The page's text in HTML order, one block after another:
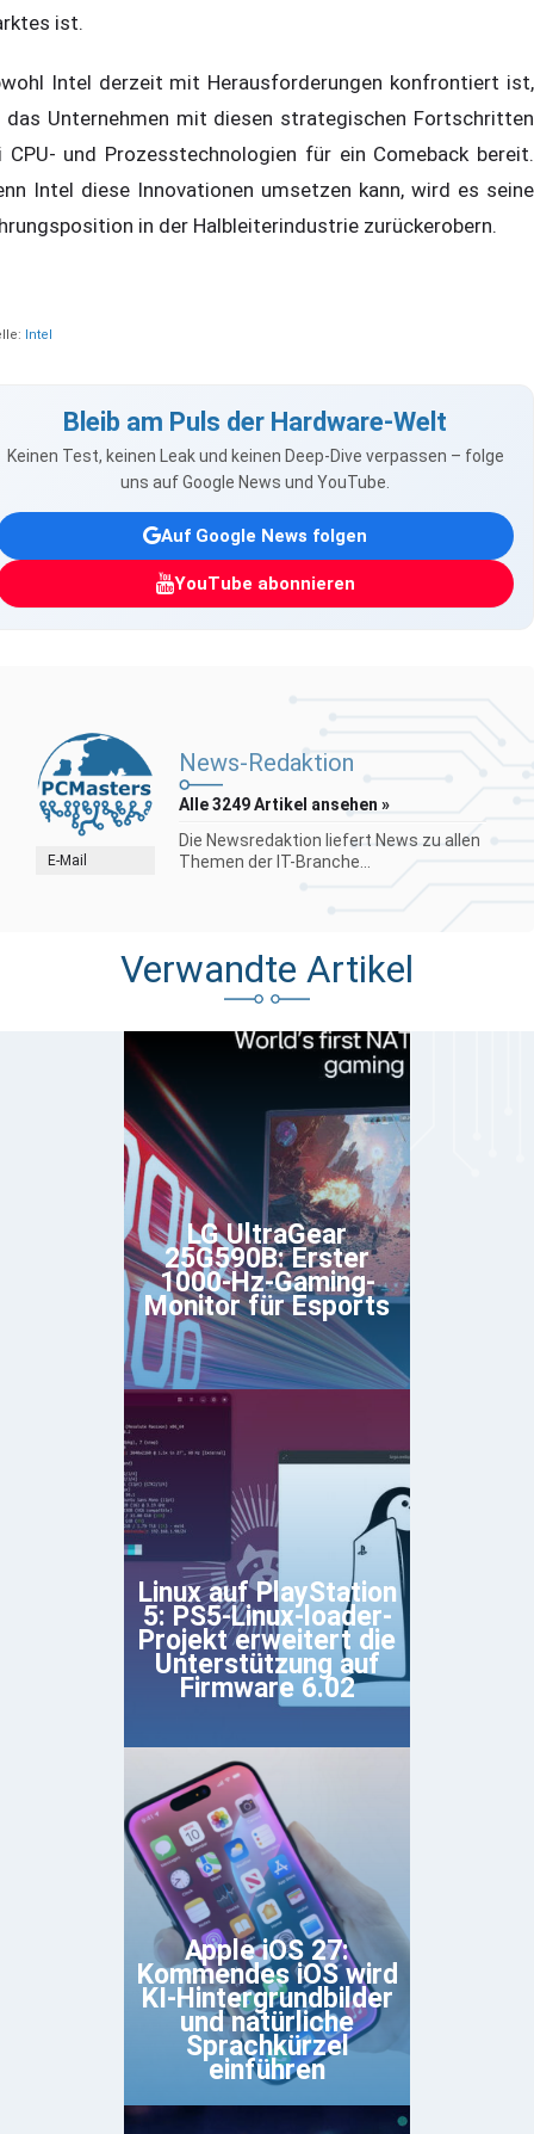
ist.
Intel derzeit mit Herausforderungen konfrontiert ist,
Unternehmen mit diesen strategischen Fortschritten
CPU- und Prozesstechnologien für ein Comeback bereit.
Intel diese Innovationen umsetzen kann, wird es seine
in der Halbleiterindustrie zurückerobern.
Intel
Bleib am Puls der Hardware-Welt
Keinen Test, keinen Leak und keinen Deep-Dive verpassen – folge
uns auf Google News und YouTube.
Auf Google News folgen
YouTube abonnieren
E-Mail
News-Redaktion
Alle 3249 Artikel ansehen »
Die Newsredaktion liefert News zu allen
Themen der IT-Branche...
Verwandte Artikel
LG UltraGear
25G590B: Erster
1000-Hz-Gaming-
Monitor für Esports
Linux auf PlayStation
5: PS5-Linux-loader-
Projekt erweitert die
Unterstützung auf
Firmware 6.02
Apple iOS 27:
Kommendes iOS wird
KI-Hintergrundbilder
und natürliche
Sprachkürzel
einführen